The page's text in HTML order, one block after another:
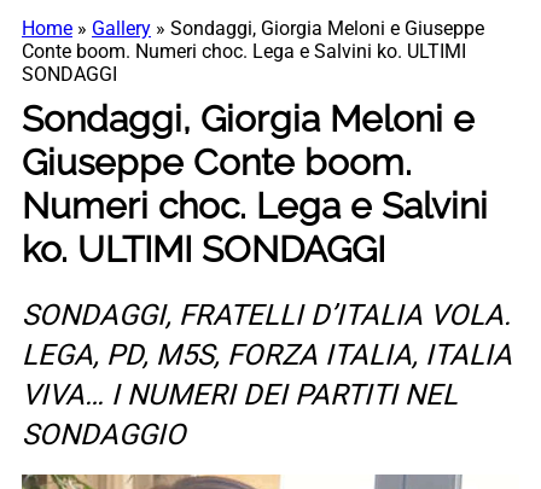
Home » Gallery » Sondaggi, Giorgia Meloni e Giuseppe
Conte boom. Numeri choc. Lega e Salvini ko. ULTIMI
SONDAGGI
Sondaggi, Giorgia Meloni e
Giuseppe Conte boom.
Numeri choc. Lega e Salvini
ko. ULTIMI SONDAGGI
SONDAGGI, FRATELLI D’ITALIA VOLA.
LEGA, PD, M5S, FORZA ITALIA, ITALIA
VIVA… I NUMERI DEI PARTITI NEL
SONDAGGIO